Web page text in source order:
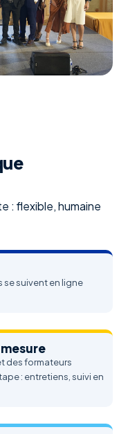
: flexible, humaine
se suivent en ligne
des formateurs
: entretiens, suivi en